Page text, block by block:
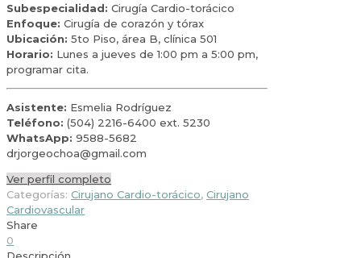
Subespecialidad: Cirugía Cardio-torácico
Enfoque: Cirugía de corazón y tórax
Ubicación: 5to Piso, área B, clínica 501
Horario: Lunes a jueves de 1:00 pm a 5:00 pm,
programar cita.
Asistente: Esmelia Rodríguez
Teléfono: (504) 2216-6400 ext. 5230
WhatsApp: 9588-5682
drjorgeochoa@gmail.com
Ver perfil completo
Categorías: Cirujano Cardio-torácico, Cirujano
Cardiovascular
Share
0
Descripción